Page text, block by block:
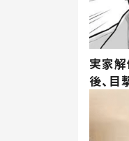
実家
後、目